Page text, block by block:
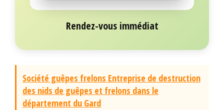
Rendez-vous immédiat
Société guêpes frelons Entreprise de destruction
des nids de guêpes et frelons dans le
département du Gard